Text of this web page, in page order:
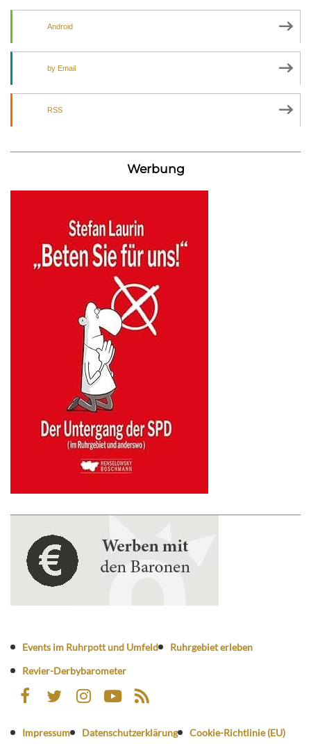
Android
by Email
RSS
Werbung
Events im Ruhrpott und Umfeld
Ruhrgebiet erleben
Revier-Derbybarometer
Impressum Datenschutzerklärung Cookie-Richtlinie (EU)